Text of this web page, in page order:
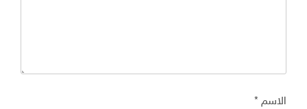
الاسم*